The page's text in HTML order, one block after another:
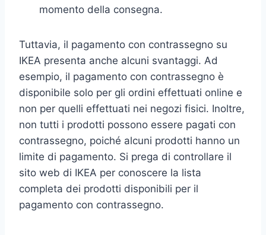
momento della consegna.
Tuttavia, il pagamento con contrassegno su
IKEA presenta anche alcuni svantaggi. Ad
esempio, il pagamento con contrassegno è
disponibile solo per gli ordini effettuati online e
non per quelli effettuati nei negozi fisici. Inoltre,
non tutti i prodotti possono essere pagati con
contrassegno, poiché alcuni prodotti hanno un
limite di pagamento. Si prega di controllare il
sito web di IKEA per conoscere la lista
completa dei prodotti disponibili per il
pagamento con contrassegno.